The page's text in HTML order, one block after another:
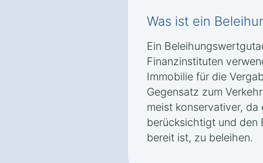
Was ist ein
Ein
Finanzinstituten
Immobilie für die
Gegensatz zum
meist konservativer, da
berücksichtigt und den
bereit ist, zu beleihen.